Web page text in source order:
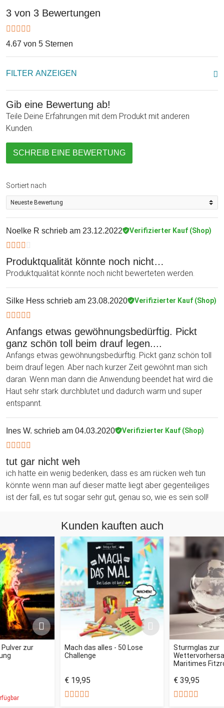
vermindert werden. Und da die gepolsterte Oberfläche
dieser Entspannungsmatte aus Baumwolle besteht, wird die
haben.
Selbstverständlich ist die Akupressur Massagematte kein
stimulierenden Wirkung dieser wunderbaren Matte! Und
selbst wenn man gar keine Beschwerden hat, eine solche
Entspannung tut einfach immer gut!
3 von 3 Bewertungen
4.67 von 5 Sternen
FILTER ANZEIGEN
Gib eine Bewertung ab!
Teile Deine Erfahrungen mit dem Produkt mit anderen
Kunden.
SCHREIB EINE BEWERTUNG
Sortiert nach
Noelke R schrieb am 23.12.2022 Verifizierter Kauf (Shop)
Produktqualität könnte noch nicht…
Produktqualität könnte noch nicht bewerteten werden.
Silke Hess schrieb am 23.08.2020 Verifizierter Kauf (Shop)
Anfangs etwas gewöhnungsbedürftig. Pickt
ganz schön toll beim drauf legen....
Anfangs etwas gewöhnungsbedürftig. Pickt ganz schön toll
beim drauf legen. Aber nach kurzer Zeit gewöhnt man sich
daran. Wenn man dann die Anwendung beendet hat wird die
Haut sehr stark durchblutet und dadurch warm und super
entspannt.
Ines W. schrieb am 04.03.2020 Verifizierter Kauf (Shop)
tut gar nicht weh
ich hatte ein wenig bedenken, dass es am rücken weh tun
könnte wenn man auf dieser matte liegt aber gegenteiliges
ist der fall, es tut sogar sehr gut, genau so, wie es sein soll!
Kunden kauften auch
zur
Mach das alles - 50 Lose
Challenge
€ 19,95
Sturmglas zur
Maritimes
€ 39,95